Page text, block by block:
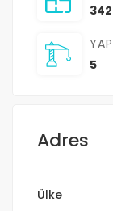
5
Adres
Ülke